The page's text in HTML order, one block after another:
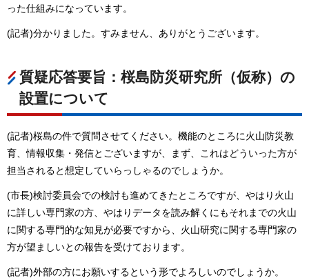
った仕組みになっています。
(記者)分かりました。すみません、ありがとうございます。
質疑応答要旨：桜島防災研究所（仮称）の
設置について
(記者)桜島の件で質問させてください。機能のところに火山防災教
育、情報収集・発信とございますが、まず、これはどういった方が
担当されると想定していらっしゃるのでしょうか。
(市長)検討委員会での検討も進めてきたところですが、やはり火山
に詳しい専門家の方、やはりデータを読み解くにもそれまでの火山
に関する専門的な知見が必要ですから、火山研究に関する専門家の
方が望ましいとの報告を受けております。
(記者)外部の方にお願いするという形でよろしいのでしょうか。